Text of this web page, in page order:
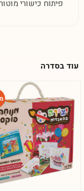
פיתוח כישורי
עוד בסדרה
-65%